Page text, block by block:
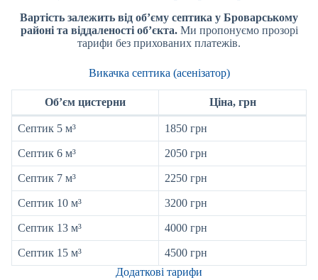
Вартість залежить від об’єму септика у Броварському
районі та віддаленості об’єкта.Ми пропонуємо прозорі
тарифи без прихованих платежів.
Викачка септика (асенізатор)
Об’єм цистерни Ціна, грн
Септик 5 м³ 1850 грн
Септик 6 м³ 2050 грн
Септик 7 м³ 2250 грн
Септик 10 м³ 3200 грн
Септик 13 м³ 4000 грн
Септик 15 м³
4500 грн
Додаткові тарифи